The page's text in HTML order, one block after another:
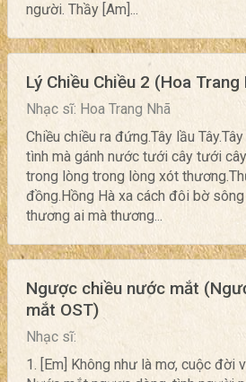
người. Thầy [Am]...
Lý Chiều Chiều 2 (Hoa Trang
Nhạc sĩ: Hoa Trang Nhã
Chiều chiều ra đứng.Tây lầu
tình mà gánh nước tưới cây tưới
trong lòng trong lòng xót
đồng.Hồng Hà xa cách đôi bờ
thương ai mà thương...
Ngược chiều nước mắt
mắt OST)
Nhạc sĩ:
1. [Em] Không như là mơ, cuộc đời